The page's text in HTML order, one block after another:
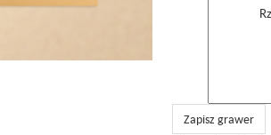
Zapisz grawer